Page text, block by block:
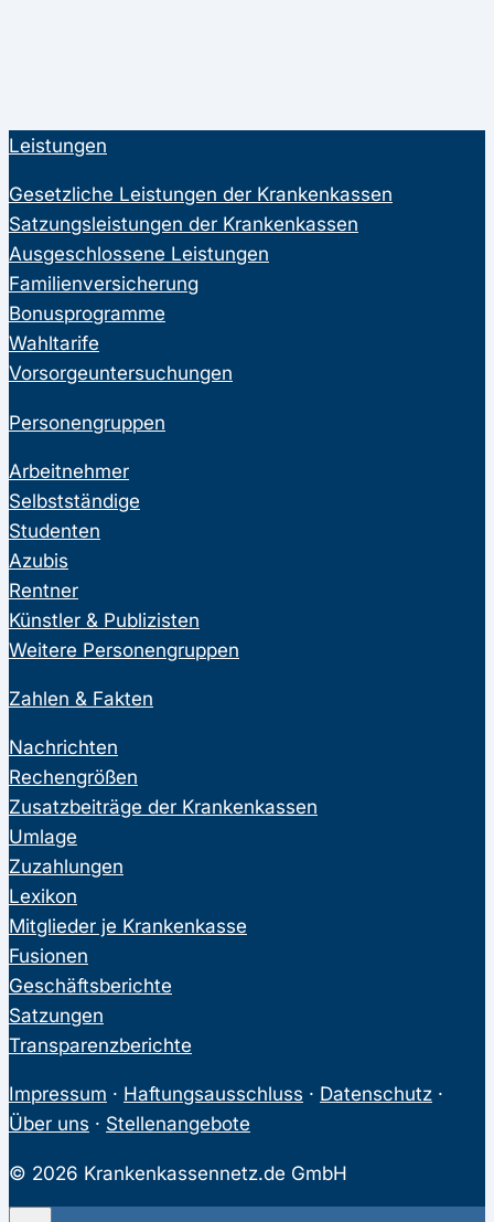
Leistungen
Gesetzliche Leistungen der Krankenkassen
Satzungsleistungen der Krankenkassen
Ausgeschlossene Leistungen
Familienversicherung
Bonusprogramme
Wahltarife
Vorsorgeuntersuchungen
Personengruppen
Arbeitnehmer
Selbstständige
Studenten
Azubis
Rentner
Künstler & Publizisten
Weitere Personengruppen
Zahlen & Fakten
Nachrichten
Rechengrößen
Zusatzbeiträge der Krankenkassen
Umlage
Zuzahlungen
Lexikon
Mitglieder je Krankenkasse
Fusionen
Geschäftsberichte
Satzungen
Transparenzberichte
Impressum · Haftungsausschluss · Datenschutz ·
Über uns · Stellenangebote
© 2026 Krankenkassennetz.de GmbH